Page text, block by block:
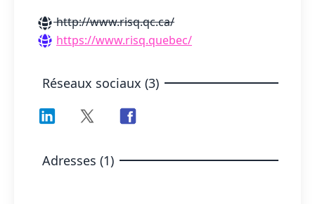
http://www.risq.qc.ca/
https://www.risq.quebec/
Réseaux sociaux (3)
Adresses (1)